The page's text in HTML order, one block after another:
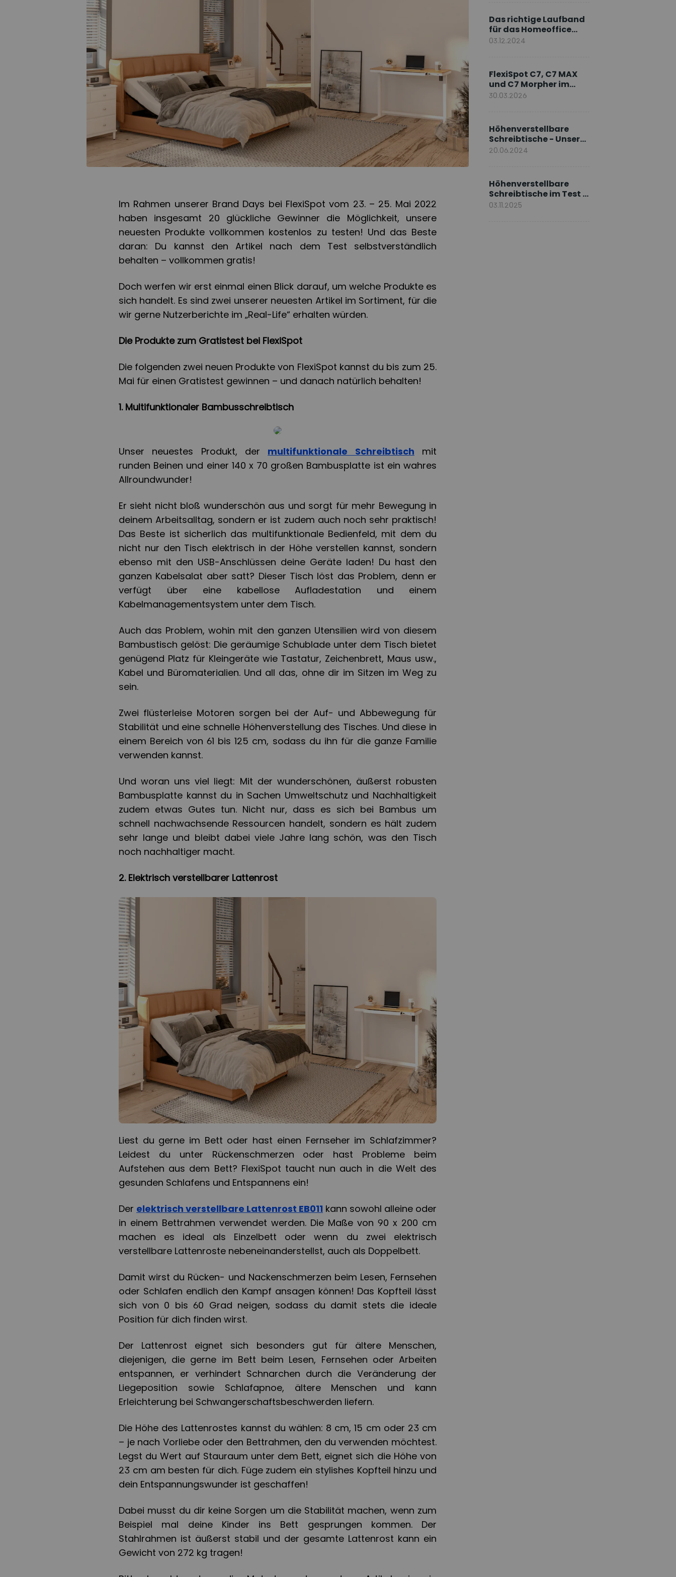
Im Rahmen unserer Brand Days bei FlexiSpot vom 23. – 25. Mai 2022
haben insgesamt 20 glückliche Gewinner die Möglichkeit, unsere
neuesten Produkte vollkommen kostenlos zu testen! Und das Beste
daran: Du kannst den Artikel nach dem Test selbstverständlich
behalten – vollkommen gratis!
Doch werfen wir erst einmal einen Blick darauf, um welche Produkte es
sich handelt. Es sind zwei unserer neuesten Artikel im Sortiment, für die
wir gerne Nutzerberichte im „Real-Life“ erhalten würden.
Die Produkte zum Gratistest bei FlexiSpot
Die folgenden zwei neuen Produkte von FlexiSpot kannst du bis zum 25.
Mai für einen Gratistest gewinnen – und danach natürlich behalten!
1. Multifunktionaler Bambusschreibtisch
Unser neuestes Produkt, der multifunktionale Schreibtisch mit
runden Beinen und einer 140 x 70 großen Bambusplatte ist ein wahres
Allroundwunder!
Er sieht nicht bloß wunderschön aus und sorgt für mehr Bewegung in
deinem Arbeitsalltag, sondern er ist zudem auch noch sehr praktisch!
Das Beste ist sicherlich das multifunktionale Bedienfeld, mit dem du
nicht nur den Tisch elektrisch in der Höhe verstellen kannst, sondern
ebenso mit den USB-Anschlüssen deine Geräte laden! Du hast den
ganzen Kabelsalat aber satt? Dieser Tisch löst das Problem, denn er
verfügt über eine kabellose Aufladestation und einem
Kabelmanagementsystem unter dem Tisch.
Auch das Problem, wohin mit den ganzen Utensilien wird von diesem
Bambustisch gelöst: Die geräumige Schublade unter dem Tisch bietet
genügend Platz für Kleingeräte wie Tastatur, Zeichenbrett, Maus usw.,
Kabel und Büromaterialien. Und all das, ohne dir im Sitzen im Weg zu
sein.
Zwei flüsterleise Motoren sorgen bei der Auf- und Abbewegung für
Stabilität und eine schnelle Höhenverstellung des Tisches. Und diese in
einem Bereich von 61 bis 125 cm, sodass du ihn für die ganze Familie
verwenden kannst.
Und woran uns viel liegt: Mit der wunderschönen, äußerst robusten
Bambusplatte kannst du in Sachen Umweltschutz und Nachhaltigkeit
zudem etwas Gutes tun. Nicht nur, dass es sich bei Bambus um
schnell nachwachsende Ressourcen handelt, sondern es hält zudem
sehr lange und bleibt dabei viele Jahre lang schön, was den Tisch
noch nachhaltiger macht.
2. Elektrisch verstellbarer Lattenrost
Liest du gerne im Bett oder hast einen Fernseher im Schlafzimmer?
Leidest du unter Rückenschmerzen oder hast Probleme beim
Aufstehen aus dem Bett? FlexiSpot taucht nun auch in die Welt des
gesunden Schlafens und Entspannens ein!
Der elektrisch verstellbare Lattenrost EB011 kann sowohl alleine oder
in einem Bettrahmen verwendet werden. Die Maße von 90 x 200 cm
machen es ideal als Einzelbett oder wenn du zwei elektrisch
verstellbare Lattenroste nebeneinanderstellst, auch als Doppelbett.
Damit wirst du Rücken- und Nackenschmerzen beim Lesen, Fernsehen
oder Schlafen endlich den Kampf ansagen können! Das Kopfteil lässt
sich von 0 bis 60 Grad neigen, sodass du damit stets die ideale
Position für dich finden wirst.
Der Lattenrost eignet sich besonders gut für ältere Menschen,
diejenigen, die gerne im Bett beim Lesen, Fernsehen oder Arbeiten
entspannen, er verhindert Schnarchen durch die Veränderung der
Liegeposition sowie Schlafapnoe, ältere Menschen und kann
Erleichterung bei Schwangerschaftsbeschwerden liefern.
Die Höhe des Lattenrostes kannst du wählen: 8 cm, 15 cm oder 23 cm
– je nach Vorliebe oder den Bettrahmen, den du verwenden möchtest.
Legst du Wert auf Stauraum unter dem Bett, eignet sich die Höhe von
23 cm am besten für dich. Füge zudem ein stylishes Kopfteil hinzu und
dein Entspannungswunder ist geschaffen!
Dabei musst du dir keine Sorgen um die Stabilität machen, wenn zum
Beispiel mal deine Kinder ins Bett gesprungen kommen. Der
Stahlrahmen ist äußerst stabil und der gesamte Lattenrost kann ein
Gewicht von 272 kg tragen!
Das richtige Laufband
für das Homeoffice
wählen
03.12.2024
FlexiSpot C7, C7 MAX
und C7 Morpher im
Vergleich: Welches
30.03.2026
Höhenverstellbare
Schreibtische - Unsere
E7-Serie
20.06.2024
Höhenverstellbare
Schreibtische im Test –
Die besten Standing
03.11.2025